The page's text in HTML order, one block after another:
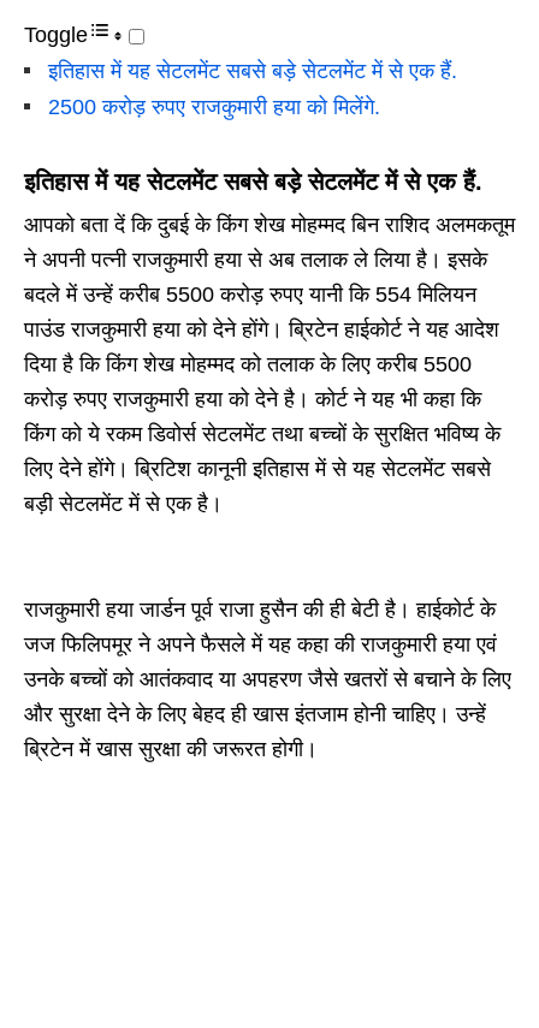
Toggle
इतिहास में यह सेटलमेंट सबसे बड़े सेटलमेंट में से एक हैं.
2500 करोड़ रुपए राजकुमारी हया को मिलेंगे.
इतिहास में यह सेटलमेंट सबसे बड़े सेटलमेंट में से एक हैं.
आपको बता दें कि दुबई के किंग शेख मोहम्मद बिन राशिद अलमकतूम
ने अपनी पत्नी राजकुमारी हया से अब तलाक ले लिया है। इसके
बदले में उन्हें करीब 5500 करोड़ रुपए यानी कि 554 मिलियन
पाउंड राजकुमारी हया को देने होंगे। ब्रिटेन हाईकोर्ट ने यह आदेश
दिया है कि किंग शेख मोहम्मद को तलाक के लिए करीब 5500
करोड़ रुपए राजकुमारी हया को देने है। कोर्ट ने यह भी कहा कि
किंग को ये रकम डिवोर्स सेटलमेंट तथा बच्चों के सुरक्षित भविष्य के
लिए देने होंगे। ब्रिटिश कानूनी इतिहास में से यह सेटलमेंट सबसे
बड़ी सेटलमेंट में से एक है।
राजकुमारी हया जार्डन पूर्व राजा हुसैन की ही बेटी है। हाईकोर्ट के
जज फिलिपमूर ने अपने फैसले में यह कहा की राजकुमारी हया एवं
उनके बच्चों को आतंकवाद या अपहरण जैसे खतरों से बचाने के लिए
और सुरक्षा देने के लिए बेहद ही खास इंतजाम होनी चाहिए। उन्हें
ब्रिटेन में खास सुरक्षा की जरूरत होगी।